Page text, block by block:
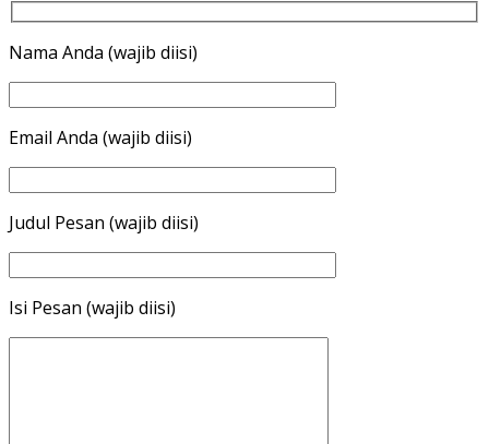
Nama Anda (wajib diisi)
Email Anda (wajib diisi)
Judul Pesan (wajib diisi)
Isi Pesan (wajib diisi)